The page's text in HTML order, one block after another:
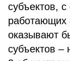
субъектов,
работающих
оказывают
субъектов –